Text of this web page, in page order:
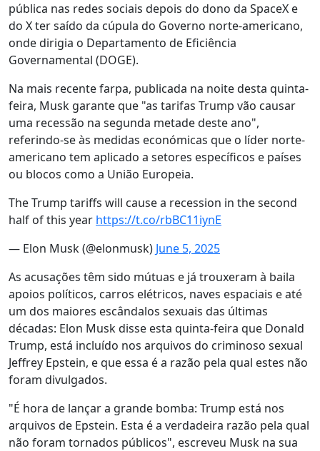
pública nas redes sociais depois do dono da SpaceX e
do X ter saído da cúpula do Governo norte-americano,
onde dirigia o Departamento de Eficiência
Governamental (DOGE).
Na mais recente farpa, publicada na noite desta quinta-
feira, Musk garante que "as tarifas Trump vão causar
uma recessão na segunda metade deste ano",
referindo-se às medidas económicas que o líder norte-
americano tem aplicado a setores específicos e países
ou blocos como a União Europeia.
The Trump tariffs will cause a recession in the second
half of this year https://t.co/rbBC11iynE
— Elon Musk (@elonmusk) June 5, 2025
As acusações têm sido mútuas e já trouxeram à baila
apoios políticos, carros elétricos, naves espaciais e até
um dos maiores escândalos sexuais das últimas
décadas: Elon Musk disse esta quinta-feira que Donald
Trump, está incluído nos arquivos do criminoso sexual
Jeffrey Epstein, e que essa é a razão pela qual estes não
foram divulgados.
"É hora de lançar a grande bomba: Trump está nos
arquivos de Epstein. Esta é a verdadeira razão pela qual
não foram tornados públicos", escreveu Musk na sua